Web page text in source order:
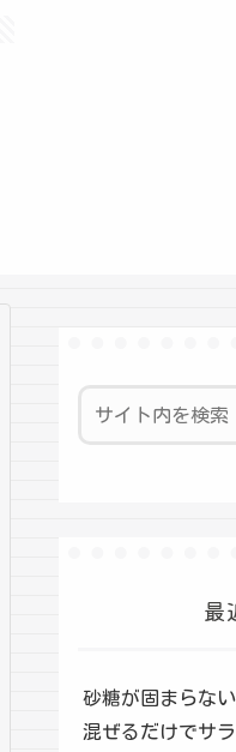
最
砂糖が固まらな
混ぜるだけでサ